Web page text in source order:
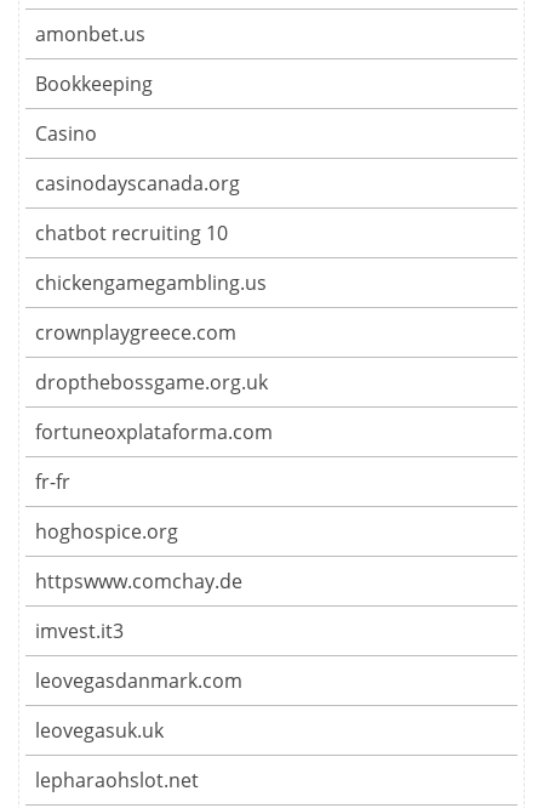
amonbet.us
Bookkeeping
Casino
casinodayscanada.org
chatbot recruiting 10
chickengamegambling.us
crownplaygreece.com
dropthebossgame.org.uk
fortuneoxplataforma.com
fr-fr
hoghospice.org
httpswww.comchay.de
imvest.it3
leovegasdanmark.com
leovegasuk.uk
lepharaohslot.net